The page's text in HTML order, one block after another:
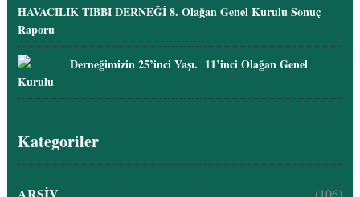
HAVACILIK TIBBI DERNEĞİ 8. Olağan Genel Kurulu Sonuç
Raporu
Derneğimizin 25’inci Yaşı. 11’inci Olağan Genel
Kurulu
Kategoriler
(106)